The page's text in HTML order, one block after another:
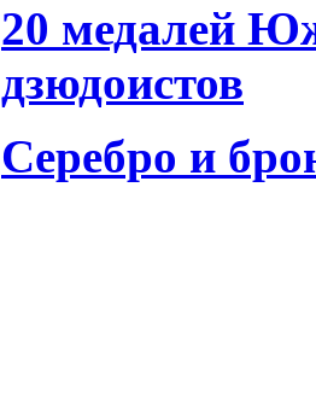
20 медалей
дзюдоистов
Серебро и